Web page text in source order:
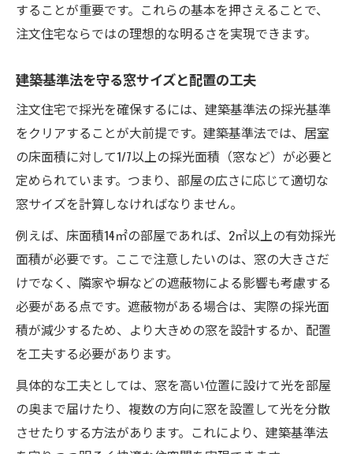
することが重要です。これらの基本を押さえることで、
注文住宅ならではの理想的な明るさを実現できます。
建築基準法を守る窓サイズと配置の工夫
注文住宅で採光を確保するには、建築基準法の採光基準
をクリアすることが大前提です。建築基準法では、居室
の床面積に対して1/7以上の採光面積（窓など）が必要と
定められています。つまり、部屋の広さに応じて適切な
窓サイズを計算しなければなりません。
例えば、床面積14㎡の部屋であれば、2㎡以上の有効採光
面積が必要です。ここで注意したいのは、窓の大きさだ
けでなく、隣家や塀などの遮蔽物による影響も考慮する
必要がある点です。遮蔽物がある場合は、実際の採光面
積が減少するため、より大きめの窓を設計するか、配置
を工夫する必要があります。
具体的な工夫としては、窓を高い位置に設けて光を部屋
の奥まで届けたり、複数の方向に窓を設置して光を分散
させたりする方法があります。これにより、建築基準法